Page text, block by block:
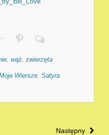
, wąż, zwierzęta
Wiersze, Satyra
Następny